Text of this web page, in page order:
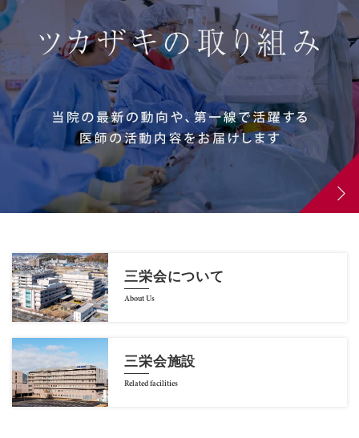
三栄会について
About Us
三栄会施設
Related facilities